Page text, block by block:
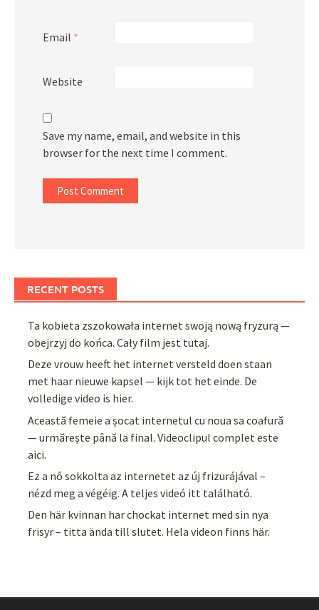
Email *
Website
Save my name, email, and website in this
browser for the next time I comment.
RECENT POSTS
Ta kobieta zszokowała internet swoją nową fryzurą —
obejrzyj do końca. Cały film jest tutaj.
Deze vrouw heeft het internet versteld doen staan
met haar nieuwe kapsel — kijk tot het einde. De
volledige video is hier.
Această femeie a șocat internetul cu noua sa coafură
— urmărește până la final. Videoclipul complet este
aici.
Ez a nő sokkolta az internetet az új frizurájával –
nézd meg a végéig. A teljes videó itt található.
Den här kvinnan har chockat internet med sin nya
frisyr – titta ända till slutet. Hela videon finns här.